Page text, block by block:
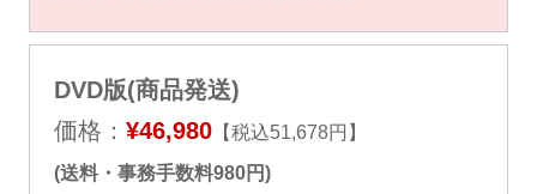
DVD版(商品発送)
価格： ¥46,980【税込51,678円】
(送料・事務手数料980円)